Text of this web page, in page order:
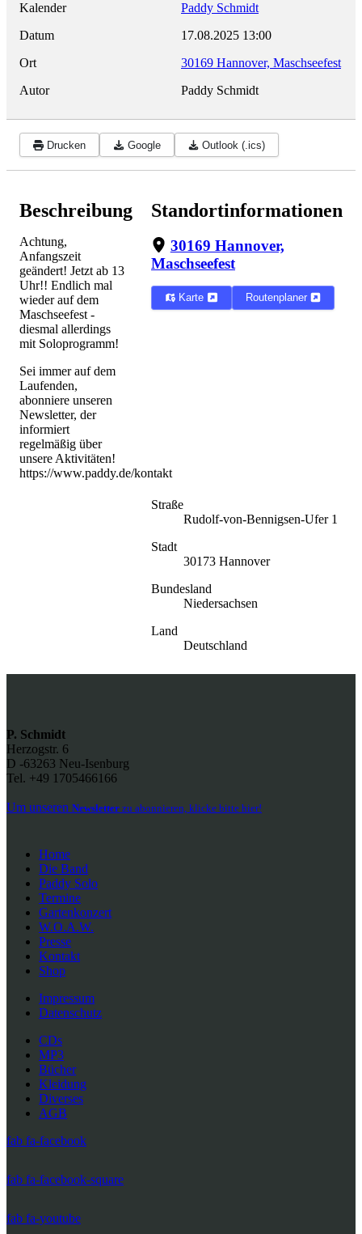
Kalender
Paddy Schmidt
Datum
17.08.2025 13:00
Ort
30169 Hannover, Maschseefest
Autor
Paddy Schmidt
Drucken Google Outlook (.ics)
Beschreibung
Achtung,
Anfangszeit
geändert! Jetzt ab 13
Uhr!! Endlich mal
wieder auf dem
Maschseefest -
diesmal allerdings
mit Soloprogramm!
Sei immer auf dem
Laufenden,
abonniere unseren
Newsletter, der
informiert
regelmäßig über
unsere Aktivitäten!
https://www.paddy.de/kontakt
Standortinformationen
30169 Hannover,
Maschseefest
Karte Routenplaner
Straße
Rudolf-von-Bennigsen-Ufer 1
Stadt
30173 Hannover
Bundesland
Niedersachsen
Land
Deutschland
P. Schmidt
Herzogstr. 6
D -63263 Neu-Isenburg
Tel. +49 1705466166
Um unseren Newsletter zu abonnieren, klicke bitte hier!
Home
Die Band
Paddy Solo
Termine
Gartenkonzert
W.O.A.W.
Presse
Kontakt
Shop
Impressum
Datenschutz
CDs
MP3
Bücher
Kleidung
Diverses
AGB
fab fa-facebook
fab fa-facebook-square
fab fa-youtube